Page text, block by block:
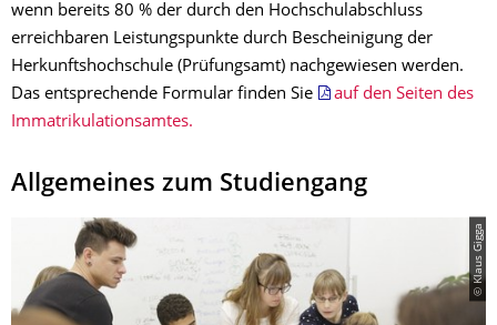
wenn bereits 80 % der durch den Hochschulabschluss
erreichbaren Leistungspunkte durch Bescheinigung der
Herkunftshochschule (Prüfungsamt) nachgewiesen werden.
Das entsprechende Formular finden Sie
auf den Seiten des
Immatrikulationsamtes.
Allgemeines zum Studiengang
© Klaus Gigga